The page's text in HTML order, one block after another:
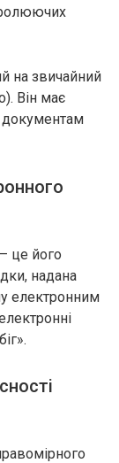
на звичайний
Він має
документам
це його
надана
електронним